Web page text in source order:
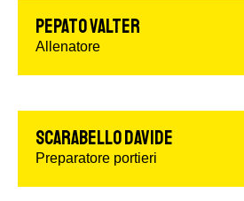
Pepato Valter
Allenatore
SCARABELLO DAVIDE
Preparatore portieri